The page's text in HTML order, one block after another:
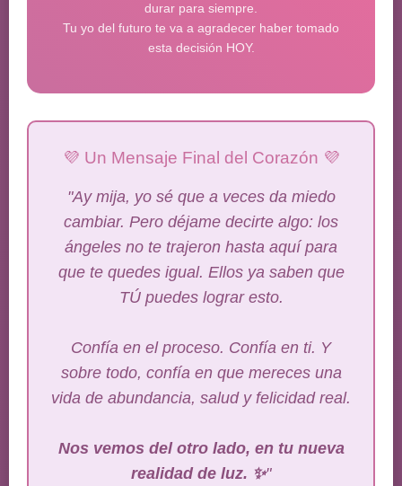
durar para siempre.
Tu yo del futuro te va a agradecer haber tomado
esta decisión HOY.
💜 Un Mensaje Final del Corazón 💜
"Ay mija, yo sé que a veces da miedo
cambiar. Pero déjame decirte algo: los
ángeles no te trajeron hasta aquí para
que te quedes igual. Ellos ya saben que
TÚ puedes lograr esto.
Confía en el proceso. Confía en ti. Y
sobre todo, confía en que mereces una
vida de abundancia, salud y felicidad real.
Nos vemos del otro lado, en tu nueva
realidad de luz. ✨"